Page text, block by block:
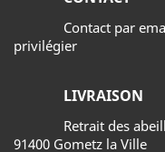
Contact par
privilégier
LIVRAISON
Retrait des
91400 Gometz la Ville